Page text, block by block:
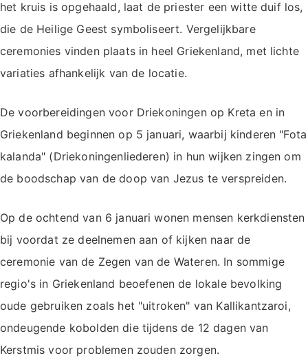
het kruis is opgehaald, laat de priester een witte duif los,
die de Heilige Geest symboliseert. Vergelijkbare
ceremonies vinden plaats in heel Griekenland, met lichte
variaties afhankelijk van de locatie.
De voorbereidingen voor Driekoningen op Kreta en in
Griekenland beginnen op 5 januari, waarbij kinderen "Fota
kalanda" (Driekoningenliederen) in hun wijken zingen om
de boodschap van de doop van Jezus te verspreiden.
Op de ochtend van 6 januari wonen mensen kerkdiensten
bij voordat ze deelnemen aan of kijken naar de
ceremonie van de Zegen van de Wateren. In sommige
regio's in Griekenland beoefenen de lokale bevolking
oude gebruiken zoals het "uitroken" van Kallikantzaroi,
ondeugende kobolden die tijdens de 12 dagen van
Kerstmis voor problemen zouden zorgen.